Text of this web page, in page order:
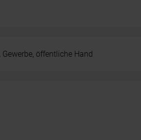
Gewerbe, öffentliche Hand